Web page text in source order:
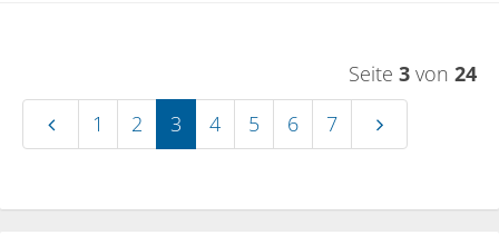
Seite 3 von 24
1
2 3 4 5 6 7